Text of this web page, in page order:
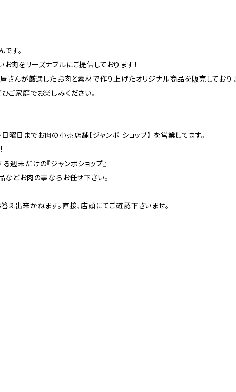
す。
肉をリーズナブルにご提供しております！
屋さんが厳選したお肉と素材で作り上げたオリジナル商品を販売しており
ご家庭でお楽しみください。
日までお肉の小売店舗【ジャンボ ショップ】 を営業してます。
週末だけの『ジャンボショップ』
などお肉の事ならお任せ下さい。
出来かねます。直接、店頭にてご確認下さいませ。